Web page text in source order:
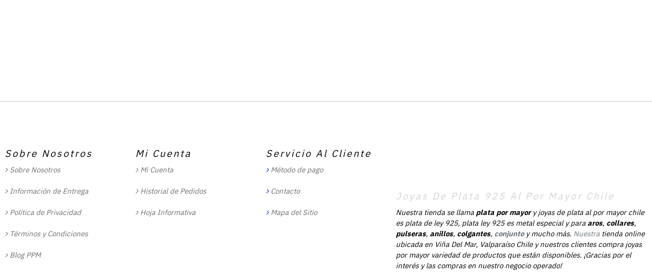
Sobre Nosotros
Sobre Nosotros
Información de Entrega
Política de Privacidad
Términos y Condiciones
Blog PPM
Mi Cuenta
Mi Cuenta
Historial de Pedidos
Hoja Informativa
Servicio Al Cliente
Método de pago
Contacto
Mapa del Sitio
Joyas De Plata 925 Al Por Mayor Chile
Nuestra tienda se llama plata por mayory joyas de plata al por mayor chile
es plata de ley 925, plata ley 925 es metal especial y para aros, collares,
pulseras, anillos, colgantes, conjunto y mucho más. Nuestra tienda online
ubicada en Viña Del Mar, Valparaíso Chile y nuestros clientes compra joyas
por mayor variedad de productos que están disponibles. ¡Gracias por el
interés y las compras en nuestro negocio operado!